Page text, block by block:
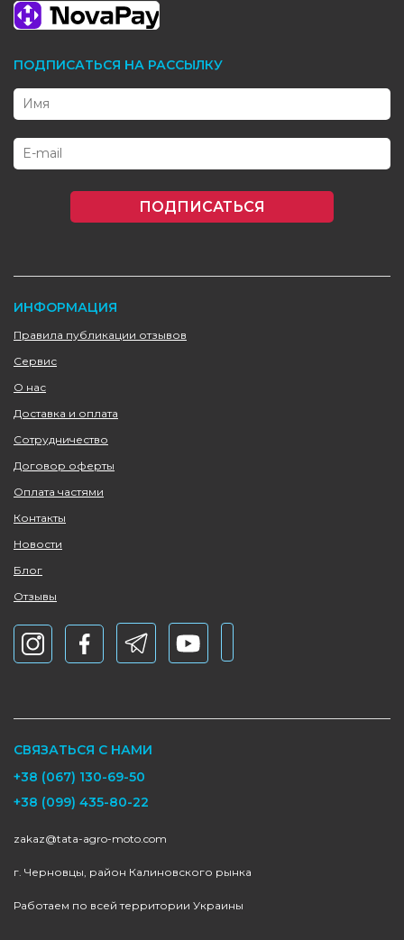
ПОДПИСАТЬСЯ НА РАССЫЛКУ
ПОДПИСАТЬСЯ
ИНФОРМАЦИЯ
Правила публикации отзывов
Сервис
О нас
Доставка и оплата
Сотрудничество
Договор оферты
Оплата частями
Контакты
Новости
Блог
Отзывы
СВЯЗАТЬСЯ С НАМИ
+38 (067) 130-69-50
+38 (099) 435-80-22
zakaz@tata-agro-moto.com
г. Черновцы, район Калиновского рынка
Работаем по всей территории Украины